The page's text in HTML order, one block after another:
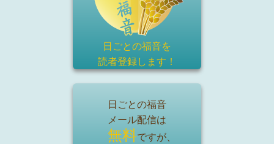
日ごとの福音を
読者登録します！
日ごとの福音
メール配信は
無料ですが、